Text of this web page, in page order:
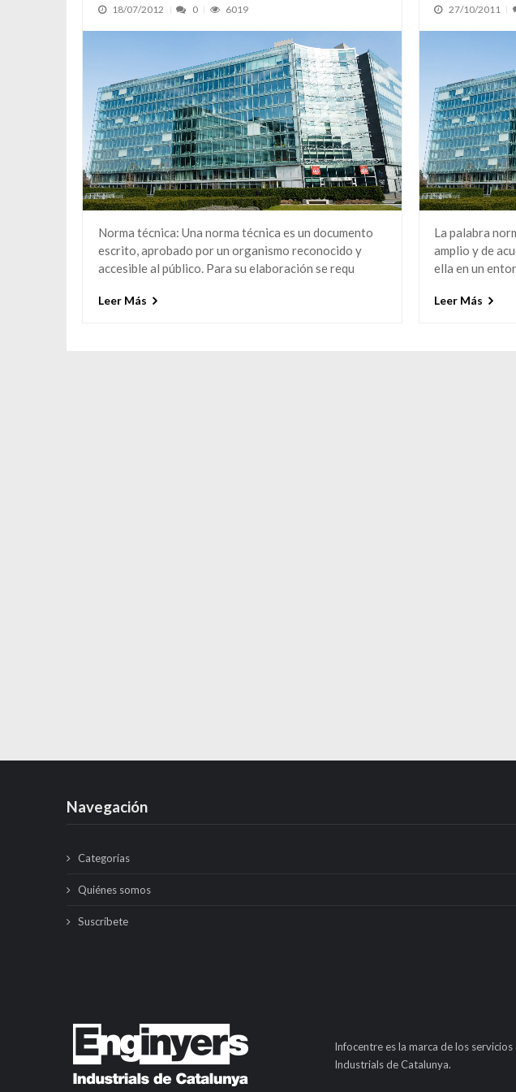
18/07/2012 0 6019
Norma técnica: Una norma técnica es un documento
escrito, aprobado por un organismo reconocido y
accesible al público. Para su elaboración se requ
Leer Más
27/10/2011
La palabra
amplio y de
ella en un
Leer Más
Navegación
Categorías
Quiénes somos
Suscríbete
Infocentre es la marca de los
Industrials de Catalunya.